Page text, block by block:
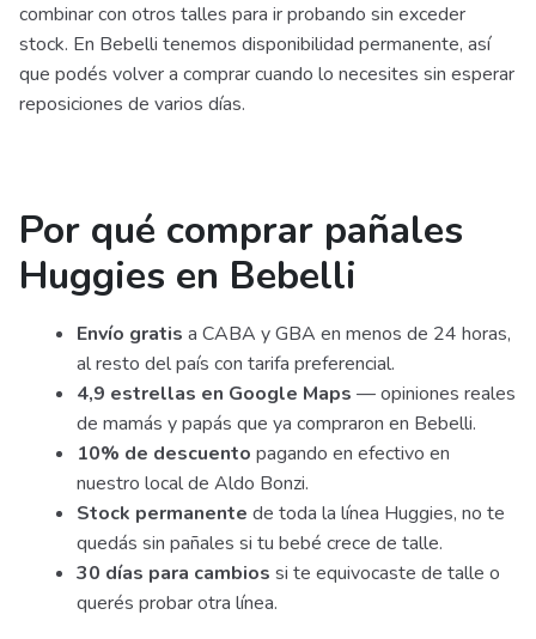
combinar con otros talles para ir probando sin exceder
stock. En Bebelli tenemos disponibilidad permanente, así
que podés volver a comprar cuando lo necesites sin esperar
reposiciones de varios días.
Por qué comprar pañales
Huggies en Bebelli
Envío gratis a CABA y GBA en menos de 24 horas,
al resto del país con tarifa preferencial.
4,9 estrellas en Google Maps — opiniones reales
de mamás y papás que ya compraron en Bebelli.
10% de descuento pagando en efectivo en
nuestro local de Aldo Bonzi.
Stock permanente de toda la línea Huggies, no te
quedás sin pañales si tu bebé crece de talle.
30 días para cambios si te equivocaste de talle o
querés probar otra línea.